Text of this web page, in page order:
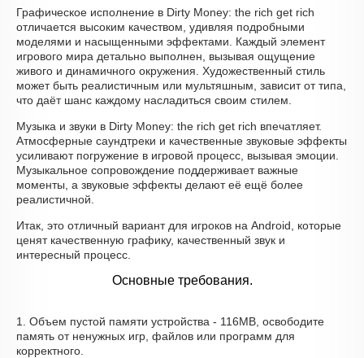
Графическое исполнение в Dirty Money: the rich get rich
отличается высоким качеством, удивляя подробными
моделями и насыщенными эффектами. Каждый элемент
игрового мира детально выполнен, вызывая ощущение
живого и динамичного окружения. Художественный стиль
может быть реалистичным или мультяшным, зависит от типа,
что даёт шанс каждому насладиться своим стилем.
Музыка и звуки в Dirty Money: the rich get rich впечатляет.
Атмосферные саундтреки и качественные звуковые эффекты
усиливают погружение в игровой процесс, вызывая эмоции.
Музыкальное сопровождение поддерживает важные
моменты, а звуковые эффекты делают её ещё более
реалистичной.
Итак, это отличный вариант для игроков на Android, которые
ценят качественную графику, качественный звук и
интересный процесс.
Основные требования.
1. Объем пустой памяти устройства - 116MB, освободите
память от ненужных игр, файлов или программ для
корректного.